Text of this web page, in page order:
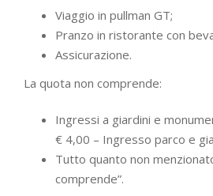
Viaggio in pullman GT;
Pranzo in ristorante con
Assicurazione.
La quota non comprende:
Ingressi a giardini e
€ 4,00 – Ingresso parco e
Tutto quanto non
comprende”.